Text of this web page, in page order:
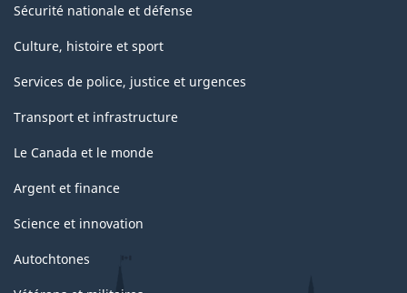
Sécurité nationale et défense
Culture, histoire et sport
Services de police, justice et urgences
Transport et infrastructure
Le Canada et le monde
Argent et finance
Science et innovation
Autochtones